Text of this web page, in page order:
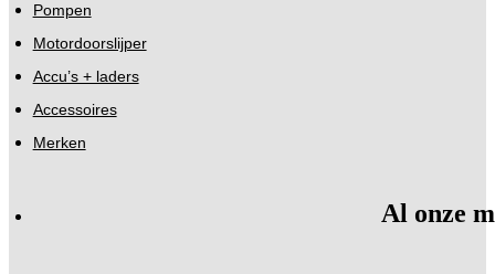
Pompen
Motordoorslijper
Accu’s + laders
Accessoires
Merken
Al onze